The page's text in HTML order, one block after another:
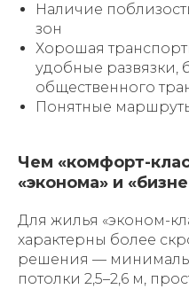
Наличие
зон
Хорошая
удобные развязки,
общественного
Понятные
Чем «комфорт-
«эконома» и
Для жилья «эконом-
характерны более
решения —
потолки 2,5–2,6 м,